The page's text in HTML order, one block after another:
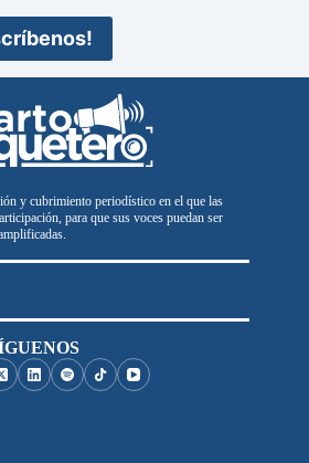
y cubrimiento periodístico en el que las
para que sus voces puedan ser